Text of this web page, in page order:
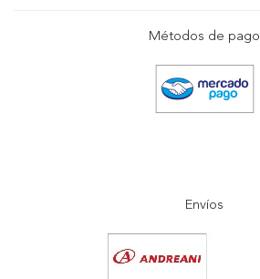
Métodos de pago
Envíos